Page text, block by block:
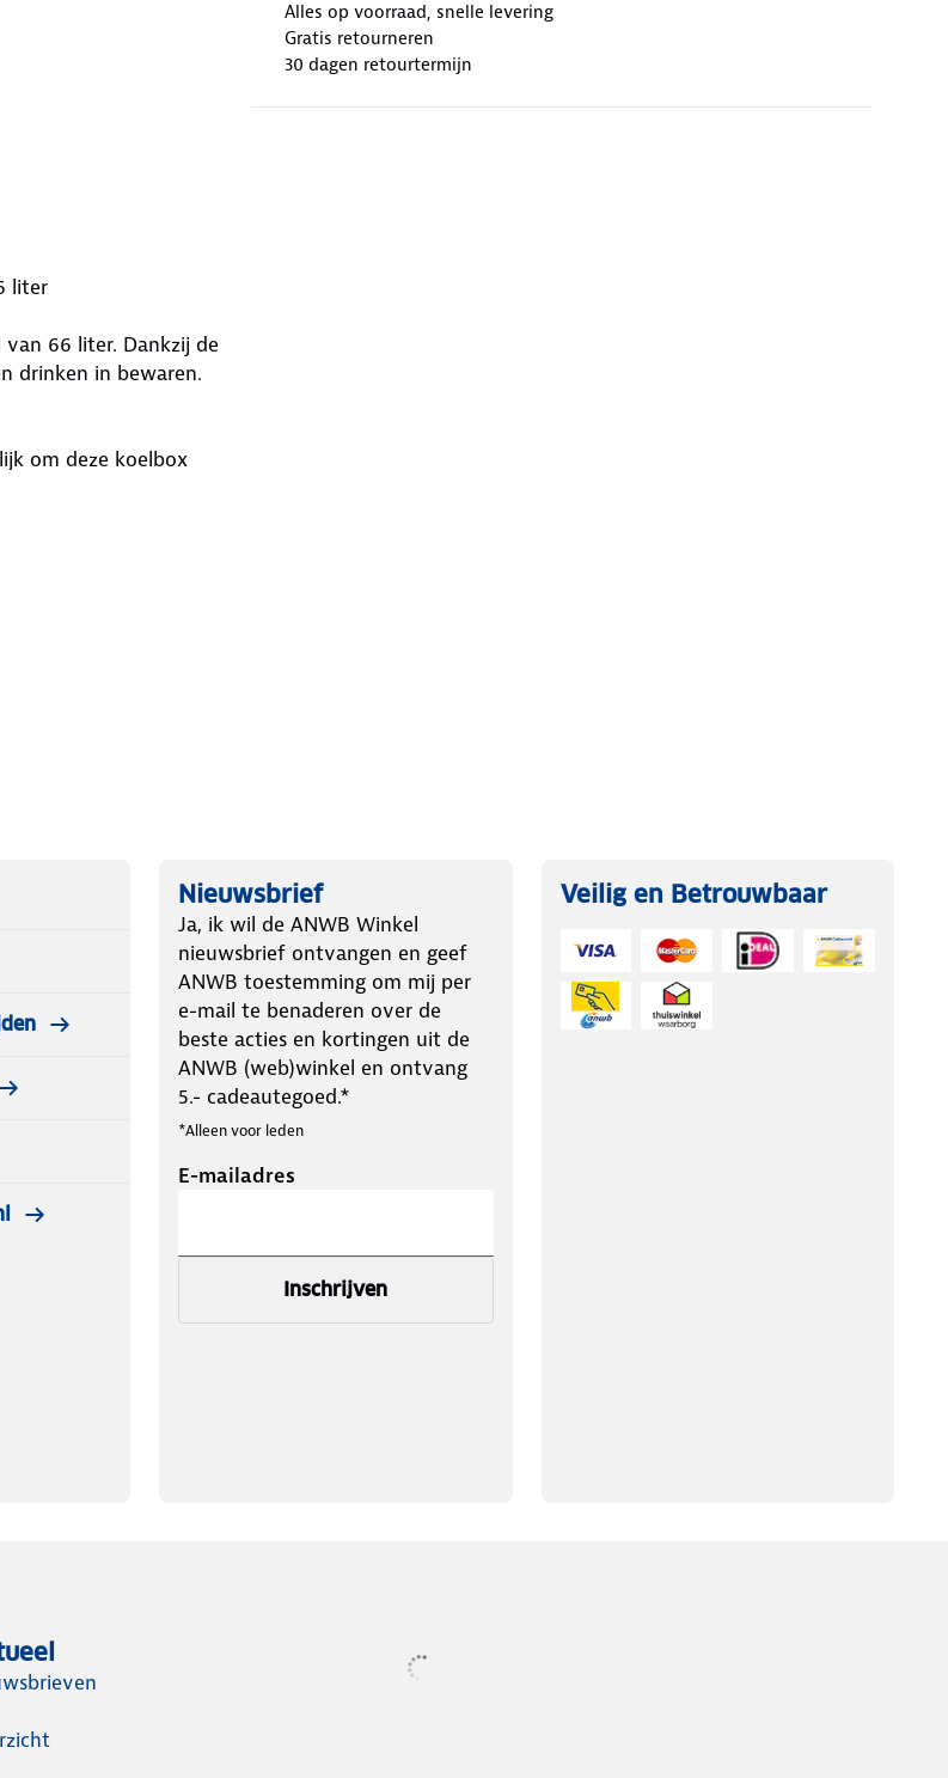
Alles op voorraad, snelle levering
Gratis retourneren
30 dagen retourtermijn
liter
66 liter. Dankzij de
drinken in bewaren.
om deze koelbox
materiaal waardoor
beschikt de deksel
rij:
Nieuwsbrief
Ja, ik wil de ANWB Winkel
nieuwsbrief ontvangen en geef
ANWB toestemming om mij per
e-mail te benaderen over de
beste acties en kortingen uit de
ANWB (web)winkel en ontvang
5.- cadeautegoed.*
*Alleen voor leden
E-mailadres
Inschrijven
Veilig en Betrouwbaar